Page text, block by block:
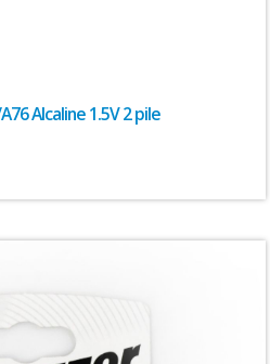
Alcaline 1.5V 2 pile